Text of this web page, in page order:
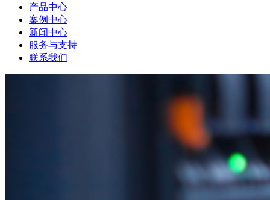
产品中心
案例中心
新闻中心
服务与支持
联系我们